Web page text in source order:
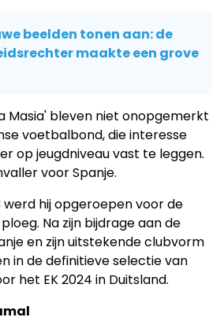
beelden tonen aan: de
maakte een grove
Masia' bleven niet onopgemerkt
voetbalbond, die interesse
op jeugdniveau vast te leggen.
voor Spanje.
hij opgeroepen voor de
Na zijn bijdrage aan de
en zijn uitstekende clubvorm
in de definitieve selectie van
het EK 2024 in Duitsland.